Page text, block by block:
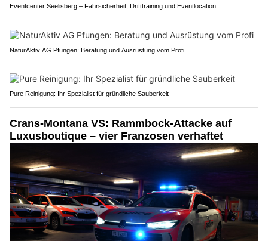
Eventcenter Seelisberg – Fahrsicherheit, Drifttraining und Eventlocation
NaturAktiv AG Pfungen: Beratung und Ausrüstung vom Profi
Pure Reinigung: Ihr Spezialist für gründliche Sauberkeit
Crans-Montana VS: Rammbock-Attacke auf
Luxusboutique – vier Franzosen verhaftet